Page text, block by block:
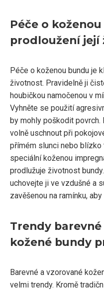
Péče o
prodloužení její
Péče o koženou bundu je
životnost. Pravidelně ji
houbičkou namočenou v
Vyhněte se použití
by mohly poškodit povrch.
volně uschnout při
přímém slunci nebo blízko
speciální koženou
prodlužuje životnost
uchovejte ji ve vzdušné a
zavěšenou na ramínku,
Trendy
kožené bundy
Barevné a vzorované
velmi trendy. Kromě